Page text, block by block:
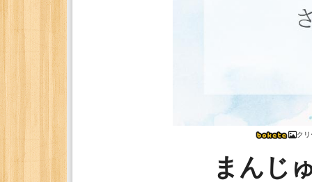
ク
まんじ